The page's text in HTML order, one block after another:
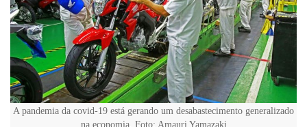
A pandemia da covid-19 está gerando um desabastecimento generalizado
na economia. Foto: Amauri Yamazaki